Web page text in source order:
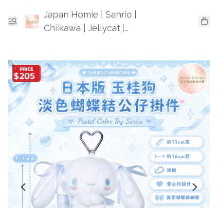
Japan Homie | Sanrio |
Chiikawa | Jellycat |